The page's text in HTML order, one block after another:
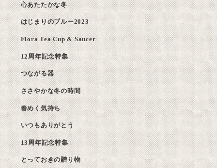
心あたたかな冬
はじまりのブルー2023
Flora Tea Cup & Saucer
12周年記念特集
つながる器
ささやかな冬の時間
春めく気持ち
いつもありがとう
13周年記念特集
とっておきの贈り物